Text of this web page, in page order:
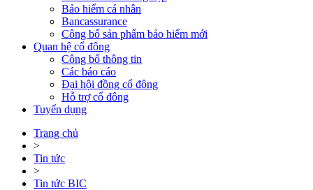
Bảo hiểm cá nhân
Bancassurance
Công bố sản phẩm bảo hiểm mới
Quan hệ cổ đông
Công bố thông tin
Các báo cáo
Đại hội đồng cổ đông
Hỗ trợ cổ đông
Tuyển dụng
Trang chủ
>
Tin tức
>
Tin tức BIC